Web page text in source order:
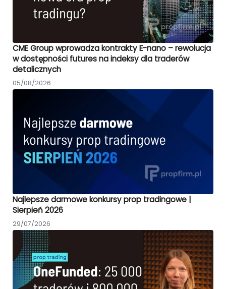
CME Group wprowadza kontrakty E-nano – rewolucja
w dostępności futures na indeksy dla traderów
detalicznych
05/08/2026
Najlepsze darmowe konkursy prop tradingowe |
Sierpień 2026
29/07/2026